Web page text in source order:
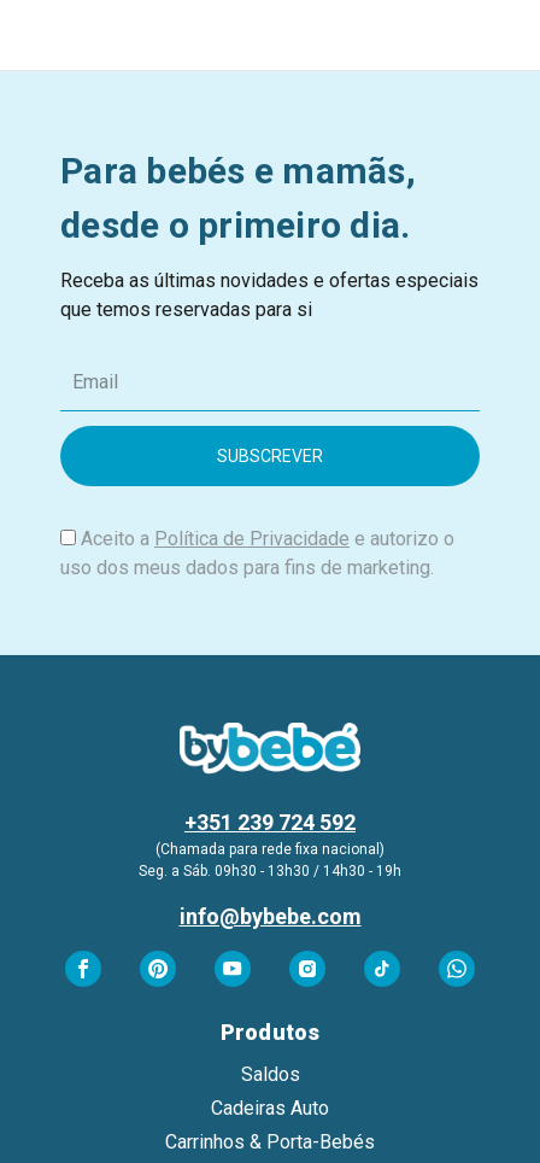
Para bebés e mamãs,
desde o primeiro dia.
Receba as últimas novidades e ofertas especiais
que temos reservadas para si
m
i
Aceito a Política de Privacidade e autorizo o
uso dos meus dados para fins de marketing.
+351 239 724 592
(Chamada para rede fixa nacional)
Seg. a Sáb. 09h30 - 13h30 / 14h30 - 19h
info@bybebe.com
Produtos
Saldos
Cadeiras Auto
Carrinhos & Porta-Bebés